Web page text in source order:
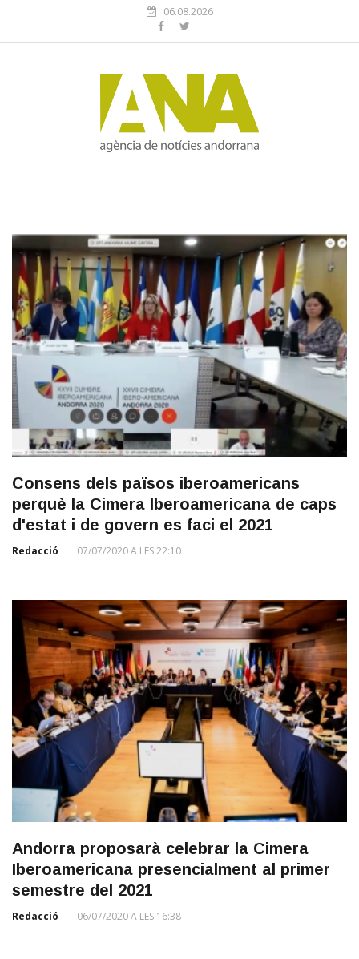
06.08.2026
Consens dels països iberoamericans
perquè la Cimera Iberoamericana de caps
d'estat i de govern es faci el 2021
Redacció 07/07/2020 A LES 22:10
Andorra proposarà celebrar la Cimera
Iberoamericana presencialment al primer
semestre del 2021
Redacció 06/07/2020 A LES 16:38